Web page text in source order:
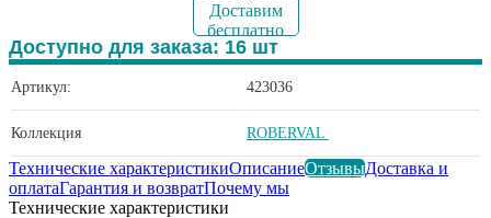
Доставим
бесплатно
Доступно для заказа: 16 шт
Артикул: 423036
Коллекция ROBERVAL
Технические характеристикиОписаниеОтзывыДоставка и
оплатаГарантия и возвратПочему мы
Технические характеристики